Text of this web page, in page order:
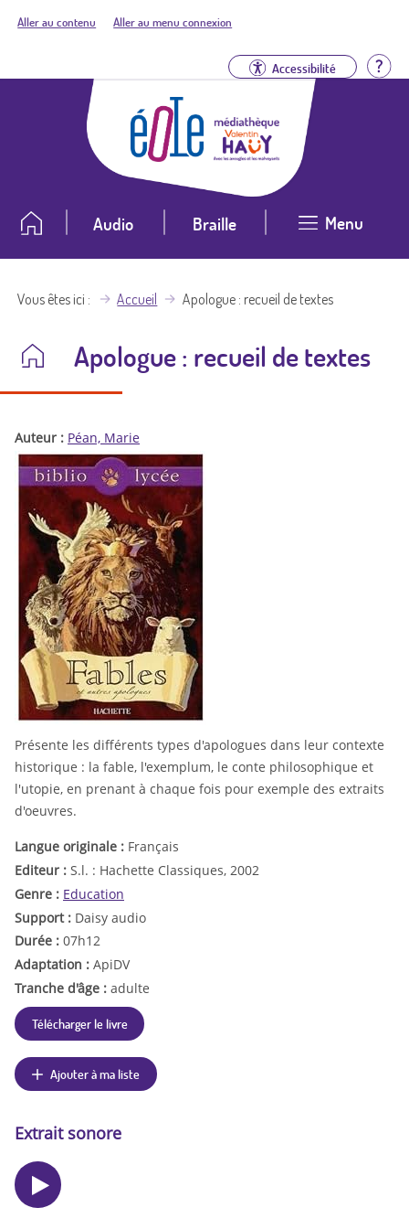
Aller au contenu Aller au menu connexion
Accessibilité
Audio Braille Menu
Vous êtes ici Accueil Apologue : recueil de textes
Apologue : recueil de textes
Auteur : Péan, Marie
Présente les différents types d'apologues dans leur contexte
historique : la fable, l'exemplum, le conte philosophique et
l'utopie, en prenant à chaque fois pour exemple des extraits
d'oeuvres.
Langue originale : Français
Editeur : S.l. : Hachette Classiques, 2002
Genre : Education
Support : Daisy audio
Durée : 07h12
Adaptation : ApiDV
Tranche d'âge : adulte
Télécharger le livre
Ajouter à ma liste
Extrait sonore